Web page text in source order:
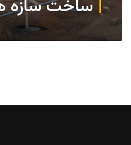
ساخت سازه